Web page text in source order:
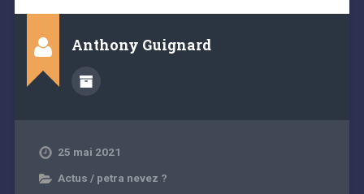
Anthony Guignard
25 mai 2021
Actus / petra nevez ?